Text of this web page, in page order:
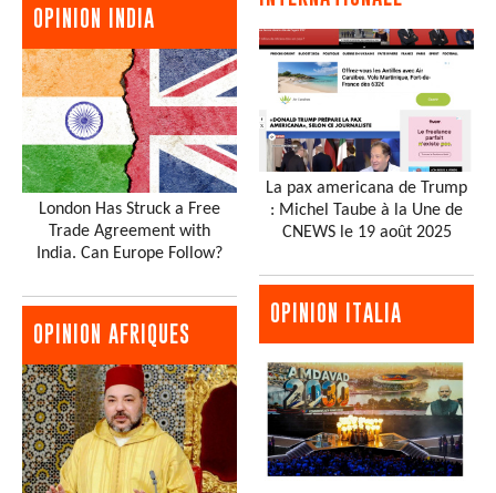
OPINION INDIA
London Has Struck a Free
Trade Agreement with
India. Can Europe Follow?
OPINION AFRIQUES
La pax americana de Trump
: Michel Taube à la Une de
CNEWS le 19 août 2025
OPINION ITALIA